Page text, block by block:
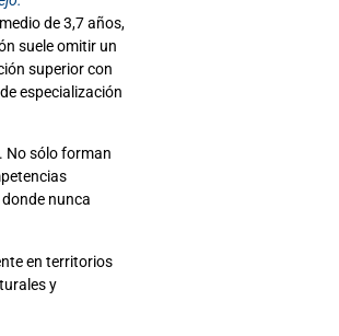
de 3,7 años,
suele omitir un
superior con
especialización
No sólo forman
nunca
en territorios
y